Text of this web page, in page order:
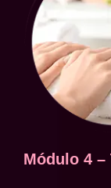
Módulo 4